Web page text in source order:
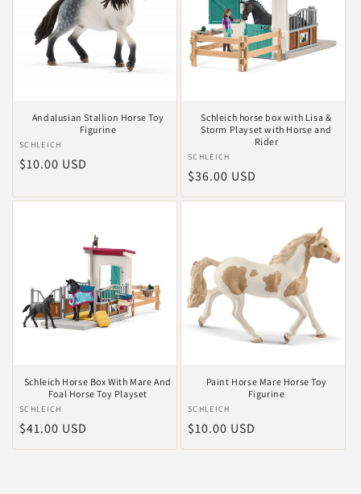
Andalusian Stallion Horse Toy
Figurine
Anbieter:
SCHLEICH
Normaler
$10.00 USD
Schleich horse box with Lisa &
Storm Playset with Horse and
Rider
Anbieter:
SCHLEICH
Normaler
Preis
$36.00 USD
Schleich Horse Box With Mare And
Foal Horse Toy Playset
Anbieter:
SCHLEICH
Normaler
Preis
$41.00 USD
Paint Horse Mare Horse Toy
Figurine
Anbieter:
SCHLEICH
Normaler
Preis
$10.00 USD